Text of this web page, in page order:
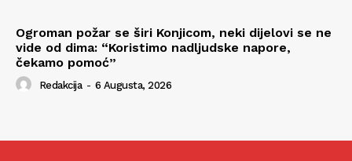
Ogroman požar se širi Konjicom, neki dijelovi se ne
vide od dima: “Koristimo nadljudske napore,
čekamo pomoć”
Redakcija - 6 Augusta, 2026